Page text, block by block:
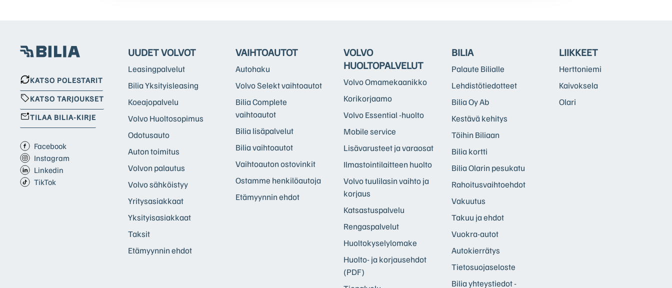
KATSO POLESTARIT
KATSO TARJOUKSET
TILAA BILIA-KIRJE
Facebook
Instagram
Linkedin
TikTok
UUDET VOLVOT
Leasingpalvelut
Bilia Yksityisleasing
Koeajopalvelu
Volvo Huoltosopimus
Odotusauto
Auton toimitus
Volvon palautus
Volvo sähköistyy
Yritysasiakkaat
Yksityisasiakkaat
Taksit
Etämyynnin ehdot
VAIHTOAUTOT
Autohaku
Volvo Selekt vaihtoautot
Bilia Complete
vaihtoautot
Bilia lisäpalvelut
Bilia vaihtoautot
Vaihtoauton ostovinkit
Ostamme henkilöautoja
Etämyynnin ehdot
VOLVO
HUOLTOPALVELUT
Volvo Omamekaanikko
Korikorjaamo
Volvo Essential -huolto
Mobile service
Lisävarusteet ja varaosat
Ilmastointilaitteen huolto
Volvo tuulilasin vaihto ja
korjaus
Katsastuspalvelu
Rengaspalvelut
Huoltokyselylomake
Huolto- ja korjausehdot
(PDF)
BILIA
Palaute Bilialle
Lehdistötiedotteet
Bilia Oy Ab
Kestävä kehitys
Töihin Biliaan
Bilia kortti
Bilia Olarin pesukatu
Rahoitusvaihtoehdot
Vakuutus
Takuu ja ehdot
Vuokra-autot
Autokierrätys
Tietosuojaseloste
Bilia yhteystiedot -
LIIKKEET
Herttoniemi
Kaivoksela
Olari